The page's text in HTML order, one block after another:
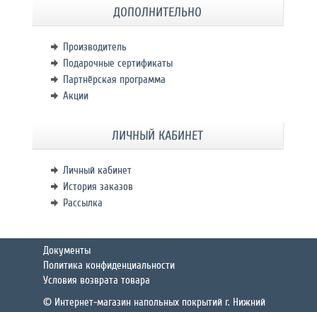
ДОПОЛНИТЕЛЬНО
Производитель
Подарочные сертификаты
Партнёрская программа
Акции
ЛИЧНЫЙ КАБИНЕТ
Личный кабинет
История заказов
Рассылка
Документы
Политика конфиденциальности
Условия возврата товара
© Интернет-магазин напольных покрытий г. Нижний